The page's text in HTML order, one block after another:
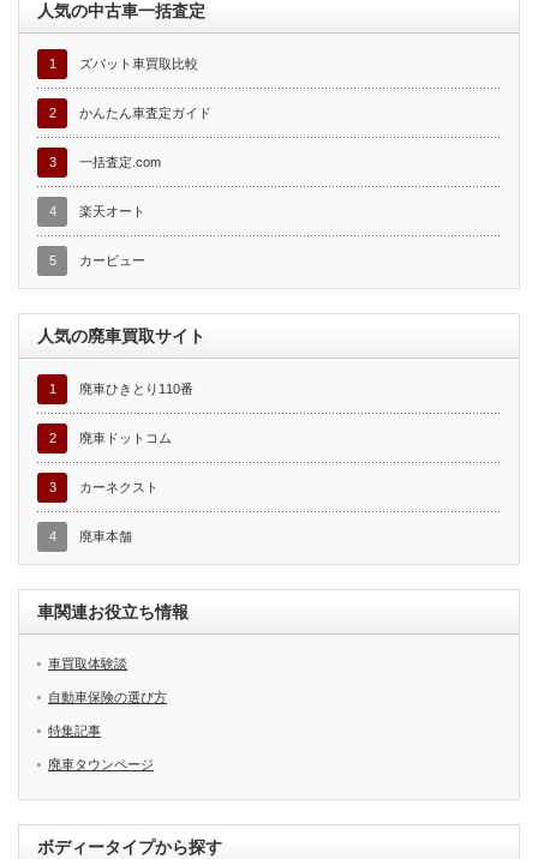
人気の中古車一括査定
1 ズバット車買取比較
2 かんたん車査定ガイド
3 一括査定.com
4 楽天オート
5 カービュー
人気の廃車買取サイト
1 廃車ひきとり110番
2 廃車ドットコム
3 カーネクスト
4 廃車本舗
車関連お役立ち情報
車買取体験談
自動車保険の選び方
特集記事
廃車タウンページ
ボディータイプから探す